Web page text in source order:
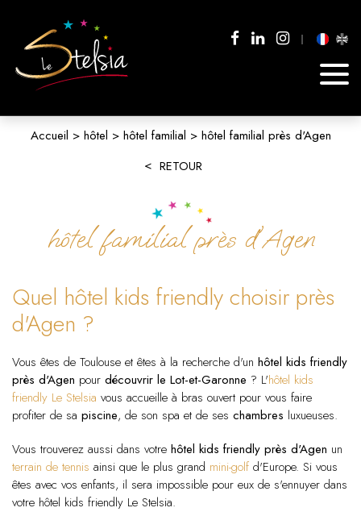
Accueil hôtel hôtel familial hôtel familial près d'Agen
RETOUR
hôtel familial près d'Agen
Quel hôtel kids friendly choisir près
d'Agen ?
Vous êtes de Toulouse et êtes à la recherche d'un hôtel kids friendly
près d'Agen pour découvrir le Lot-et-Garonne ? L'hôtel kids
friendly Le Stelsia vous accueille à bras ouvert pour vous faire
profiter de sa piscine, de son spa et de ses chambres luxueuses.
Vous trouverez aussi dans votre hôtel kids friendly près d'Agen un
terrain de tennis ainsi que le plus grand mini-golf d'Europe. Si vous
êtes avec vos enfants, il sera impossible pour eux de s'ennuyer dans
votre hôtel kids friendly Le Stelsia.